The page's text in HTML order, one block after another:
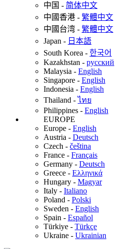
中国 - 简体中文
中國香港 - 繁體中文
中國台湾 - 繁體中文
Japan - 日本語
South Korea - 한국어
Kazakhstan - русский
Malaysia - English
Singapore - English
Indonesia - English
Thailand -ไทย
Philippines - English
EUROPE
Europe - English
Austria - Deutsch
Czech - čeština
France - Français
Germany - Deutsch
Greece - Ελληνικά
Hungary - Magyar
Italy - Italiano
Poland - Polski
Sweden - English
Spain - Español
Türkiye - Türkçe
Ukraine - Ukrainian